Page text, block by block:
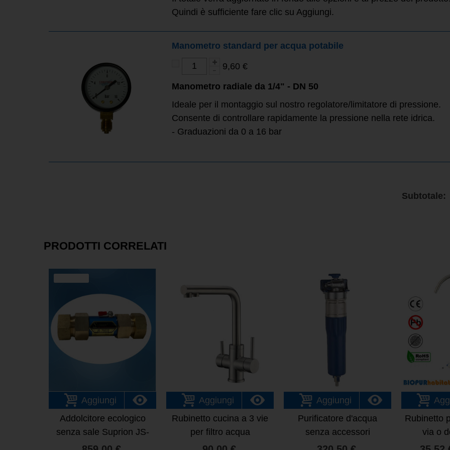
Quindi è sufficiente fare clic su Aggiungi.
Manometro standard per acqua potabile
9,60 €
Manometro radiale da 1/4" - DN 50
Ideale per il montaggio sul nostro regolatore/limitatore di pressione.
Consente di controllare rapidamente la pressione nella rete idrica.
- Graduazioni da 0 a 16 bar
Subtotale:
PRODOTTI CORRELATI
Aggiungi
Addolcitore ecologico
senza sale Suprion JS-
75e22
Aggiungi
Rubinetto cucina a 3 vie
per filtro acqua
Aggiungi
Purificatore d'acqua
senza accessori
Rubinetto
via o